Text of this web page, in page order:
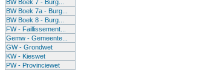
BW Boek 7 - Burg...
BW Boek 7a - Burg...
BW Boek 8 - Burg...
FW - Faillissement...
Gemw - Gemeente...
GW - Grondwet
KW - Kieswet
PW - Provinciewet